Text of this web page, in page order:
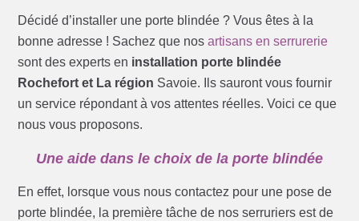
Décidé d’installer une porte blindée ? Vous êtes à la
bonne adresse ! Sachez que nosartisans en serrurerie
sont des experts en installation porte blindée
Rochefort et La région Savoie. Ils sauront vous fournir
un service répondant à vos attentes réelles. Voici ce que
nous vous proposons.
Une aide dans le choix de la porte blindée
En effet, lorsque vous nous contactez pour une pose de
porte blindée, la première tâche de nos serruriers est de